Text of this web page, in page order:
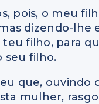
pois, o meu
dizendo-lhe
teu filho, para
seu filho.
que, ouvindo
mulher,